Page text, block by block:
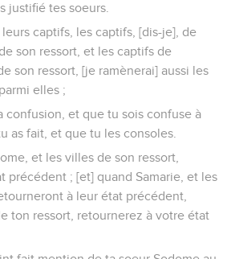
justifié tes soeurs.
captifs, les captifs, [dis-je], de
son ressort, et les captifs de
son ressort, [je ramènerai] aussi les
elles ;
confusion, et que tu sois confuse à
as fait, et que tu les consoles.
et les villes de son ressort,
précédent ; [et] quand Samarie, et les
à leur état précédent,
ton ressort, retournerez à votre état